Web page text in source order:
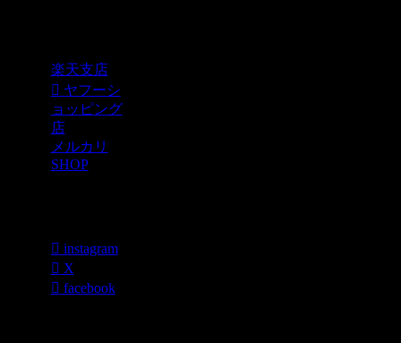
楽天支店
ヤフーシ
ョッピング
店
メルカリ
SHOP
instagram
X
facebook